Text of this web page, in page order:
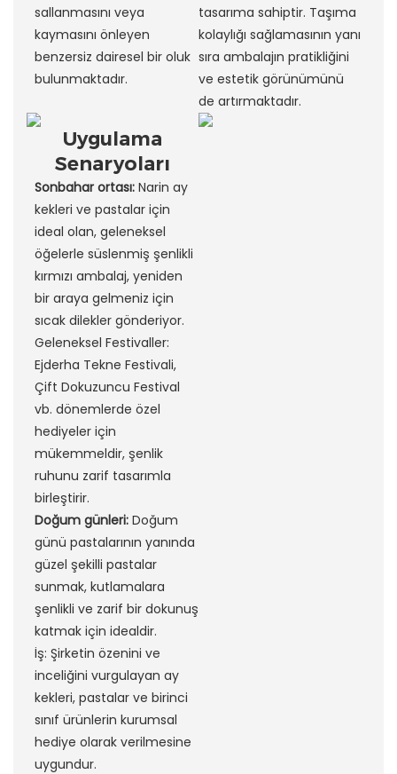
sallanmasını veya
kaymasını önleyen
benzersiz dairesel bir oluk
bulunmaktadır.
tasarıma sahiptir. Taşıma
kolaylığı sağlamasının yanı
sıra ambalajın pratikliğini
ve estetik görünümünü
de artırmaktadır.
Uygulama
Senaryoları
Sonbahar ortası: Narin ay
kekleri ve pastalar için
ideal olan, geleneksel
öğelerle süslenmiş şenlikli
kırmızı ambalaj, yeniden
bir araya gelmeniz için
sıcak dilekler gönderiyor.
Geleneksel Festivaller:
Ejderha Tekne Festivali,
Çift Dokuzuncu Festival
vb. dönemlerde özel
hediyeler için
mükemmeldir, şenlik
ruhunu zarif tasarımla
birleştirir.
Doğum günleri: Doğum
günü pastalarının yanında
güzel şekilli pastalar
sunmak, kutlamalara
şenlikli ve zarif bir dokunuş
katmak için idealdir.
İş: Şirketin özenini ve
inceliğini vurgulayan ay
kekleri, pastalar ve birinci
sınıf ürünlerin kurumsal
hediye olarak verilmesine
uygundur.